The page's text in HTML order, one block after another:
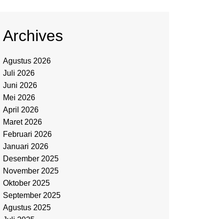
Archives
Agustus 2026
Juli 2026
Juni 2026
Mei 2026
April 2026
Maret 2026
Februari 2026
Januari 2026
Desember 2025
November 2025
Oktober 2025
September 2025
Agustus 2025